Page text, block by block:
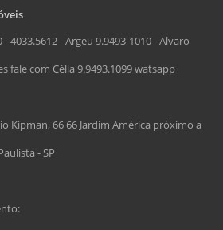
4033.5612 - Argeu 9.9493-1010 - Alvaro
fale com Célia 9.9493.1099 watsapp
Kipman, 66 66 Jardim América próximo a
- SP